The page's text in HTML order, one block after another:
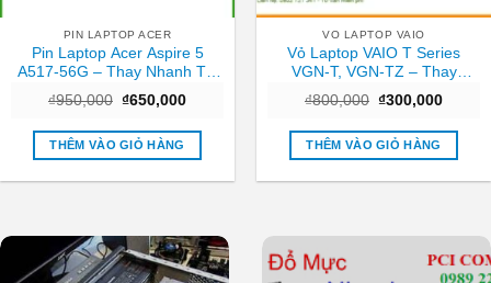
PIN LAPTOP ACER
Pin Laptop Acer Aspire 5
A517-56G – Thay Nhanh Tại
₫950,000 Giá
là:
₫950,000.
₫650,000Giá
tại
₫650,000.
THÊM VÀO GIỎ HÀNG
VO LAPTOP VAIO
Vỏ Laptop VAIO T Series
VGN-T, VGN-TZ – Thay
Giá Tốt
₫800,000 Giá
là:
₫800,000.
₫300,000Giá
tại
THÊM VÀO GIỎ HÀNG